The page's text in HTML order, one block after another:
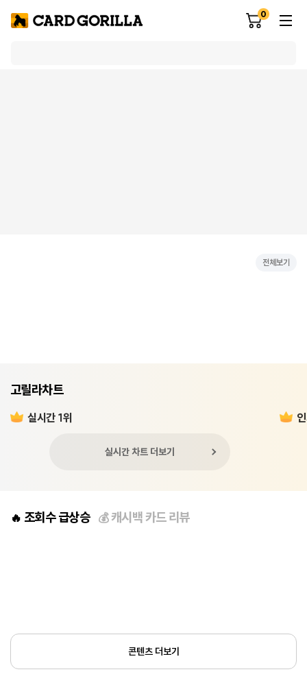
0
전체보기
고릴라차트
실시간 1위
실시간 차트 더보기
🔥 조회수 급상승 💰캐시백 카드 리뷰
콘텐츠 더보기